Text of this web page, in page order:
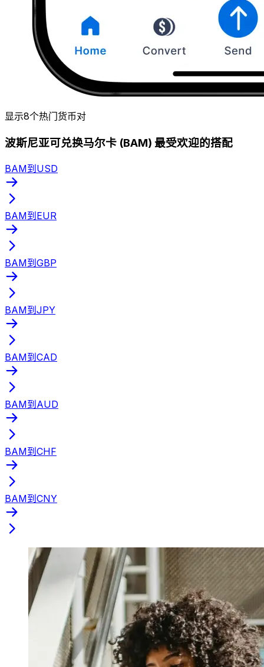
显示8个热门货币对
波斯尼亚可兑换马尔卡 (BAM) 最受欢迎的搭配
BAM到USD
BAM到EUR
BAM到GBP
BAM到JPY
BAM到CAD
BAM到AUD
BAM到CHF
BAM到CNY